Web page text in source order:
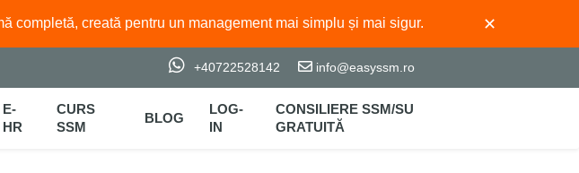
completă, creată pentru un management mai simplu și mai sigur. ✕
+40722528142 info@easyssm.ro
E-
HR
CURS
SSM
BLOG
LOG-
IN
CONSILIERE SSM/SU
GRATUITĂ